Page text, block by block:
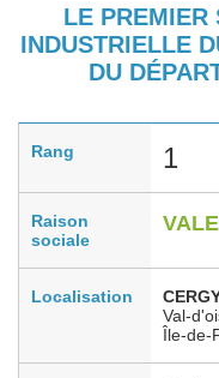
LE PREMIER
INDUSTRIELLE
DU
Rang 1
Raison
sociale
Localisation
Val-
Île-de-